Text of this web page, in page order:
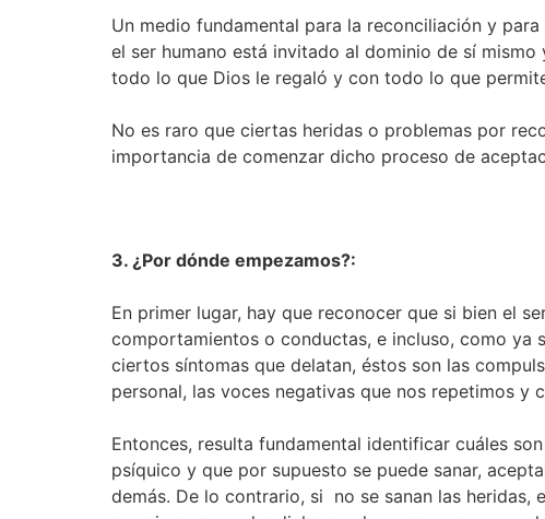
Un medio fundamental para la reconciliación y
el ser humano está invitado al dominio de sí
todo lo que Dios le regaló y con todo lo que
No es raro que ciertas heridas o problemas por
importancia de comenzar dicho proceso de
3. ¿Por dónde empezamos?:
En primer lugar, hay que reconocer que si bien el
comportamientos o conductas, e incluso, como ya
ciertos síntomas que delatan, éstos son las
personal, las voces negativas que nos repetimos y
Entonces, resulta fundamental identificar cuáles
psíquico y que por supuesto se puede sanar,
demás. De lo contrario, si no se sanan las heridas,